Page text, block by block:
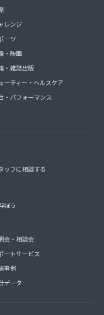
レンジ
ーツ
・映画
・雑誌出版
ーティー・ヘルスケア
・パフォーマンス
ッフに相談する
ぼう
会・相談会
ートサービス
事例
データ